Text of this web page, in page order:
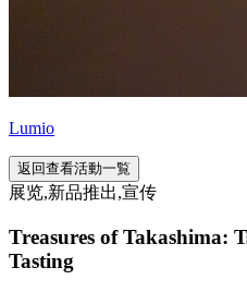
Lumio
返回查看活動一覧
展览,新品推出,宣传
Treasures of Takashima:
Tasting